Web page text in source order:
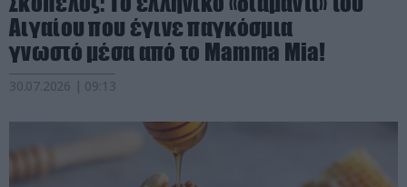
Αιγαίου που έγινε παγκόσμια
γνωστό μέσα από το Mamma Mia!
30.07.2026 | 09:13